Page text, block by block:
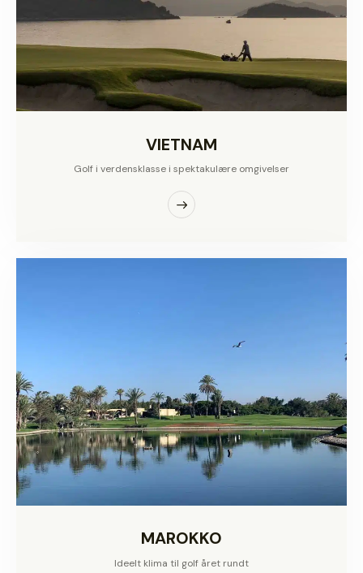
VIETNAM
Golf i verdensklasse i spektakulære omgivelser
MAROKKO
Ideelt klima til golf året rundt